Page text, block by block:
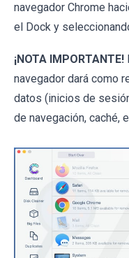
navegador Chrome
el Dock y
¡NOTA IMPORTANTE!
navegador dará como
datos (inicios de
de navegación, caché,